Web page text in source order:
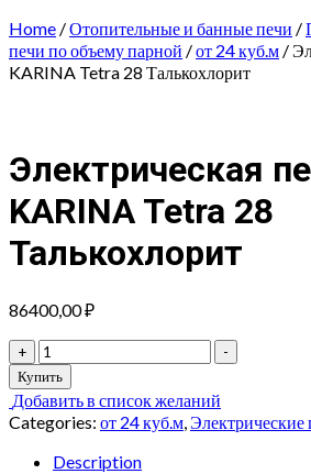
Home /Отопительные и банные печи /
печи по объему парной /от 24 куб.м /
KARINA Tetra 28 Талькохлорит
Электрическая
KARINA Tetra 28
Талькохлорит
86400,00₽
+
Электрическая
печь
KARINA
Tetra
28
Талькохлорит
-
Купить
Добавить в список желаний
Categories: от 24 куб.м Электрические
Description